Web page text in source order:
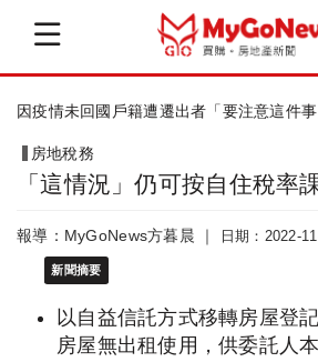
財政部推動智能客服「地稅小幫手」
房地稅務
「這情況」仍可按自住稅率
報導：MyGoNews方暮晨 ｜ 日期：2022-
新聞摘要
以自益信託方式移轉房屋登
房屋無出租使用，供委託人